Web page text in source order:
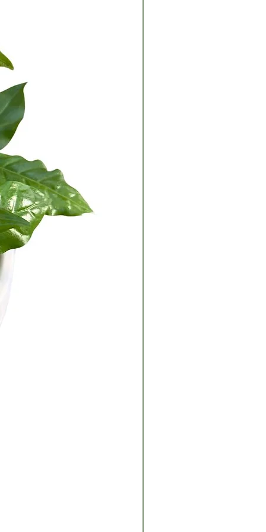
sus hojas con un atomizador de
efecto purificador de ambientes,
ideal para tener en casa.
ENVÍOS EN LA